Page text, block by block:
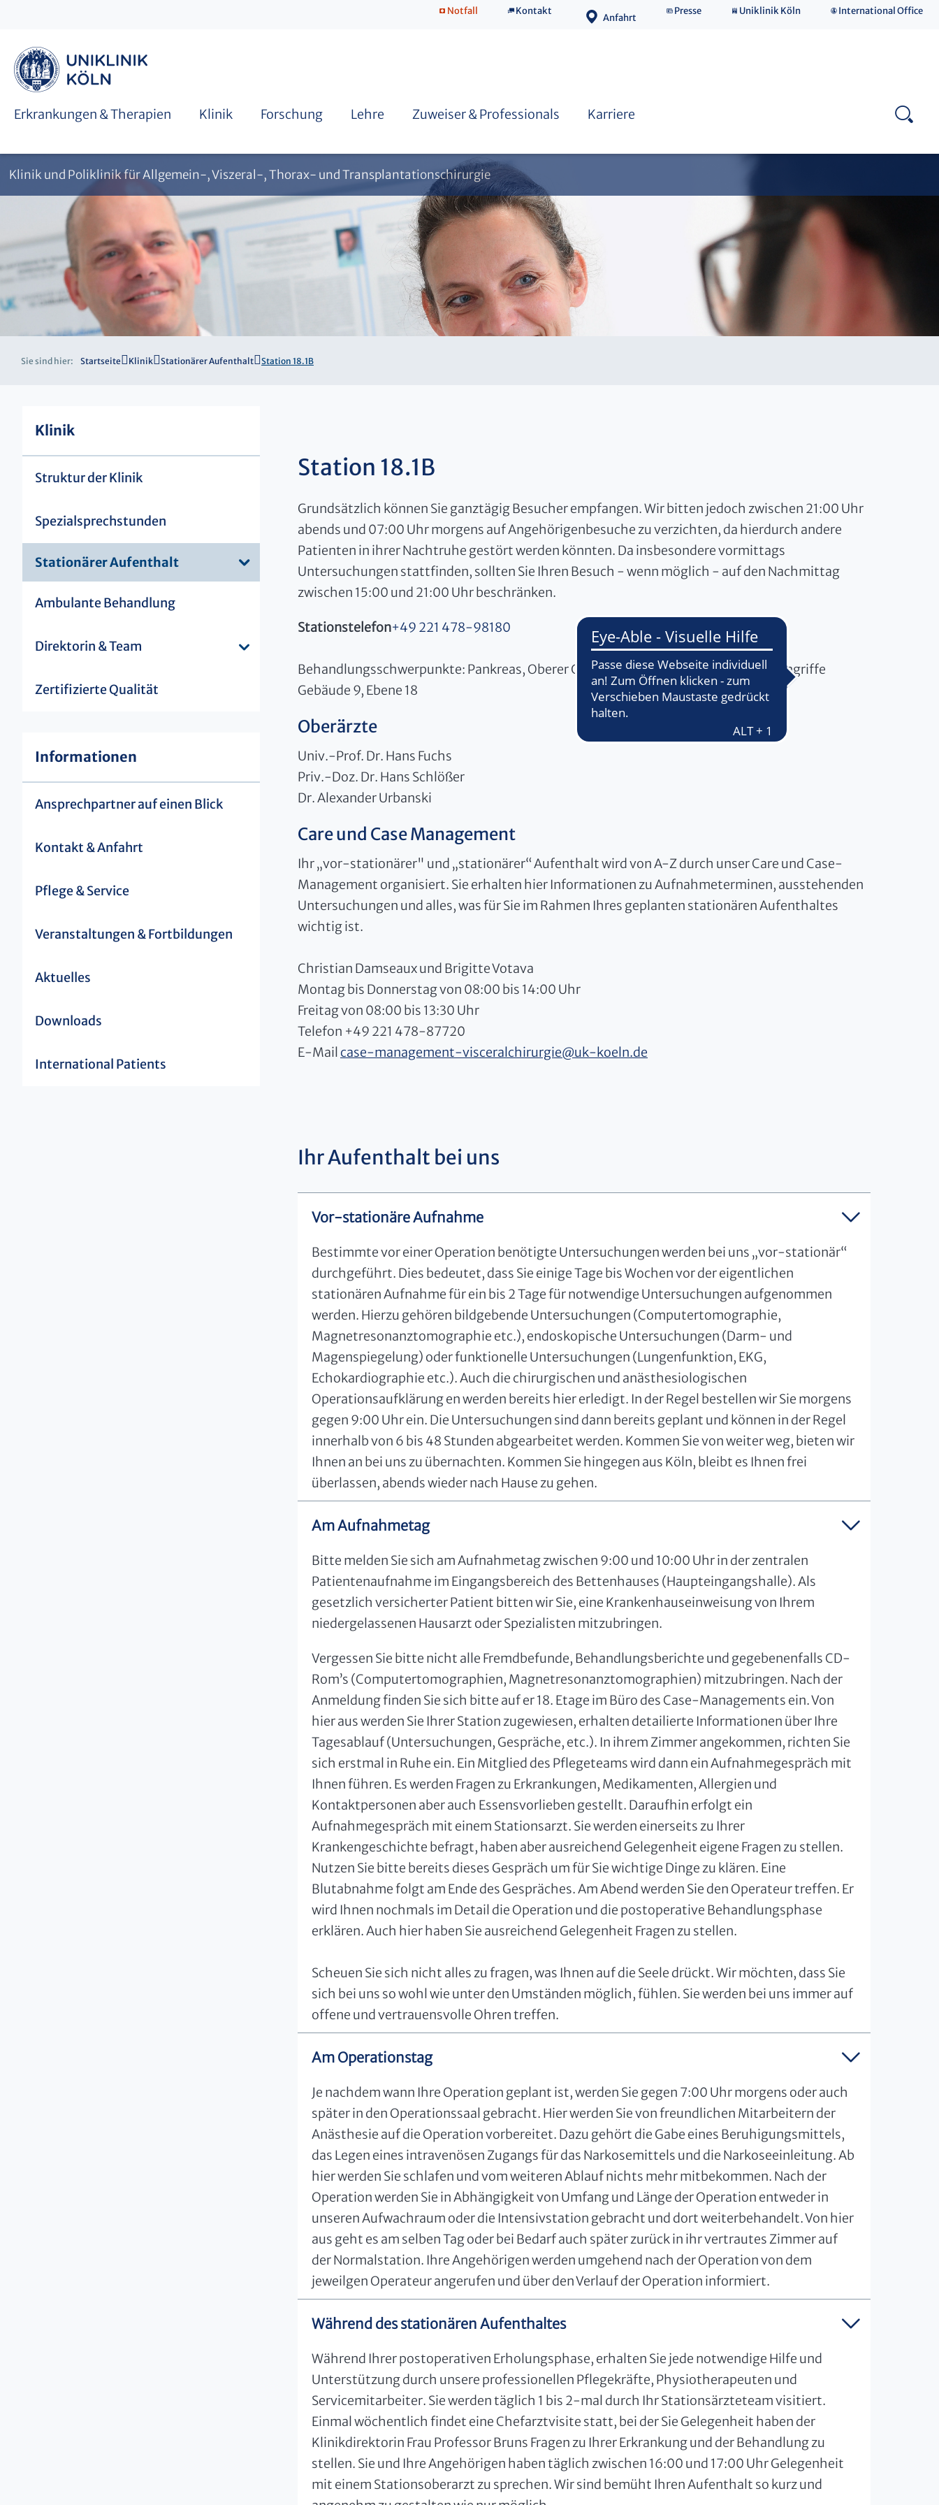
Notfall Kontakt
Anfahrt
Presse Uniklinik Köln International Office
Erkrankungen & Therapien Klinik Forschung Lehre Zuweiser & Professionals
Therapiekonzepte Magen- & Speiseröhrenkrebs
Karriere
Klinik und Poliklinik für Allgemein-, Viszeral-, Thorax- und Transplantationschirurgie
Sie sind hier: Startseite Klinik Stationärer Aufenthalt Station 18.1B
Klinik
Struktur der Klinik
Spezialsprechstunden
Stationärer Aufenthalt
Ambulante Behandlung
Direktorin & Team
Zertifizierte Qualität
Informationen
Ansprechpartner auf einen Blick
Kontakt & Anfahrt
Pflege & Service
Veranstaltungen & Fortbildungen
Aktuelles
Downloads
International Patients
Station 18.1B
Grundsätzlich können Sie ganztägig Besucher empfangen. Wir bitten jedoch zwischen 21:00 Uhr
abends und 07:00 Uhr morgens auf Angehörigenbesuche zu verzichten, da hierdurch andere
Patienten in ihrer Nachtruhe gestört werden könnten. Da insbesondere vormittags
Untersuchungen stattfinden, sollten Sie Ihren Besuch - wenn möglich - auf den Nachmittag
zwischen 15:00 und 21:00 Uhr beschränken.
Stationstelefon+49 221 478-98180
Behandlungsschwerpunkte: Pankreas, Oberer Gastrointestinaltrakt, Robotische Eingriffe
Gebäude 9, Ebene 18
Oberärzte
Univ.-Prof. Dr. Hans Fuchs
Priv.-Doz. Dr. Hans Schlößer
Dr. Alexander Urbanski
Care und Case Management
Ihr „vor-stationärer" und „stationärer“ Aufenthalt wird von A-Z durch unser Care und Case-
Management organisiert. Sie erhalten hier Informationen zu Aufnahmeterminen, ausstehenden
Untersuchungen und alles, was für Sie im Rahmen Ihres geplanten stationären Aufenthaltes
wichtig ist.
Christian Damseaux und Brigitte Votava
Montag bis Donnerstag von 08:00 bis 14:00 Uhr
Freitag von 08:00 bis 13:30 Uhr
Telefon +49 221 478-87720
E-Mail case-management-visceralchirurgie@uk-koeln.de
Ihr Aufenthalt bei uns
Vor-stationäre Aufnahme
Bestimmte vor einer Operation benötigte Untersuchungen werden bei uns „vor-stationär“
durchgeführt. Dies bedeutet, dass Sie einige Tage bis Wochen vor der eigentlichen
stationären Aufnahme für ein bis 2 Tage für notwendige Untersuchungen aufgenommen
werden. Hierzu gehören bildgebende Untersuchungen (Computertomographie,
Magnetresonanztomographie etc.), endoskopische Untersuchungen (Darm- und
Magenspiegelung) oder funktionelle Untersuchungen (Lungenfunktion, EKG,
Echokardiographie etc.). Auch die chirurgischen und anästhesiologischen
Operationsaufklärung en werden bereits hier erledigt. In der Regel bestellen wir Sie morgens
gegen 9:00 Uhr ein. Die Untersuchungen sind dann bereits geplant und können in der Regel
innerhalb von 6 bis 48 Stunden abgearbeitet werden. Kommen Sie von weiter weg, bieten wir
Ihnen an bei uns zu übernachten. Kommen Sie hingegen aus Köln, bleibt es Ihnen frei
überlassen, abends wieder nach Hause zu gehen.
Am Aufnahmetag
Bitte melden Sie sich am Aufnahmetag zwischen 9:00 und 10:00 Uhr in der zentralen
Patientenaufnahme im Eingangsbereich des Bettenhauses (Haupteingangshalle). Als
gesetzlich versicherter Patient bitten wir Sie, eine Krankenhauseinweisung von Ihrem
niedergelassenen Hausarzt oder Spezialisten mitzubringen.
Vergessen Sie bitte nicht alle Fremdbefunde, Behandlungsberichte und gegebenenfalls CD-
Rom’s (Computertomographien, Magnetresonanztomographien) mitzubringen. Nach der
Anmeldung finden Sie sich bitte auf er 18. Etage im Büro des Case-Managements ein. Von
hier aus werden Sie Ihrer Station zugewiesen, erhalten detailierte Informationen über Ihre
Tagesablauf (Untersuchungen, Gespräche, etc.). In ihrem Zimmer angekommen, richten Sie
sich erstmal in Ruhe ein. Ein Mitglied des Pflegeteams wird dann ein Aufnahmegespräch mit
Ihnen führen. Es werden Fragen zu Erkrankungen, Medikamenten, Allergien und
Kontaktpersonen aber auch Essensvorlieben gestellt. Daraufhin erfolgt ein
Aufnahmegespräch mit einem Stationsarzt. Sie werden einerseits zu Ihrer
Krankengeschichte befragt, haben aber ausreichend Gelegenheit eigene Fragen zu stellen.
Nutzen Sie bitte bereits dieses Gespräch um für Sie wichtige Dinge zu klären. Eine
Blutabnahme folgt am Ende des Gespräches. Am Abend werden Sie den Operateur treffen. Er
wird Ihnen nochmals im Detail die Operation und die postoperative Behandlungsphase
erklären. Auch hier haben Sie ausreichend Gelegenheit Fragen zu stellen.
Scheuen Sie sich nicht alles zu fragen, was Ihnen auf die Seele drückt. Wir möchten, dass Sie
sich bei uns so wohl wie unter den Umständen möglich, fühlen. Sie werden bei uns immer auf
offene und vertrauensvolle Ohren treffen.
Am Operationstag
Je nachdem wann Ihre Operation geplant ist, werden Sie gegen 7:00 Uhr morgens oder auch
später in den Operationssaal gebracht. Hier werden Sie von freundlichen Mitarbeitern der
Anästhesie auf die Operation vorbereitet. Dazu gehört die Gabe eines Beruhigungsmittels,
das Legen eines intravenösen Zugangs für das Narkosemittels und die Narkoseeinleitung. Ab
hier werden Sie schlafen und vom weiteren Ablauf nichts mehr mitbekommen. Nach der
Operation werden Sie in Abhängigkeit von Umfang und Länge der Operation entweder in
unseren Aufwachraum oder die Intensivstation gebracht und dort weiterbehandelt. Von hier
aus geht es am selben Tag oder bei Bedarf auch später zurück in ihr vertrautes Zimmer auf
der Normalstation. Ihre Angehörigen werden umgehend nach der Operation von dem
jeweilgen Operateur angerufen und über den Verlauf der Operation informiert.
Während des stationären Aufenthaltes
Während Ihrer postoperativen Erholungsphase, erhalten Sie jede notwendige Hilfe und
Unterstützung durch unsere professionellen Pflegekräfte, Physiotherapeuten und
Servicemitarbeiter. Sie werden täglich 1 bis 2-mal durch Ihr Stationsärzteteam visitiert.
Einmal wöchentlich findet eine Chefarztvisite statt, bei der Sie Gelegenheit haben der
Klinikdirektorin Frau Professor Bruns Fragen zu Ihrer Erkrankung und der Behandlung zu
stellen. Sie und Ihre Angehörigen haben täglich zwischen 16:00 und 17:00 Uhr Gelegenheit
mit einem Stationsoberarzt zu sprechen. Wir sind bemüht Ihren Aufenthalt so kurz und